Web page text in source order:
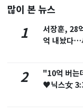
많이 본 뉴스
1
서장훈, 28
억 내놨다…
2
"10억 버는
♥닉스女